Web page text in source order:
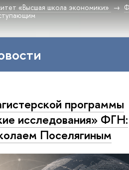
«Высшая школа экономики»
программы
исследования» ФГН:
Поселягиным